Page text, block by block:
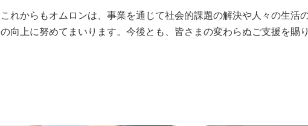
これからもオムロンは、事業を通じて社会的課題の解決や人々の生
の向上に努めてまいります。今後とも、皆さまの変わらぬご支援を賜